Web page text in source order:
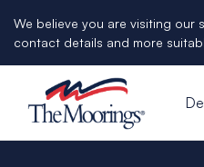
We believe you are visiting our
contact details and more